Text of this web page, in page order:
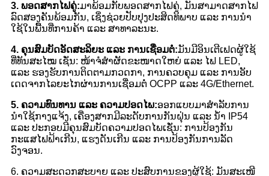
3. ພອດສາກໄຟຄູ່:ມາພ້ອມກັບພອດສາກໄຟຄູ່, ມັນສາມາດສາກໄຟ
ລົດສອງຄັນພ້ອມກັນ, ເຊິ່ງຊ່ວຍປັບປຸງປະສິດທິພາບ ແລະ ການນຳ
ໃຊ້ໃນພື້ນທີ່ການຄ້າ ແລະ ສາທາລະນະ.
4. ຄຸນສົມບັດອັດສະລິຍະ ແລະ ການເຊື່ອມຕໍ່:ມັນມີອິນເຕີເຟດຜູ້ໃຊ້
ທີ່ທັນສະໄໝ ເຊັ່ນ: ໜ້າຈໍສຳຜັດຂະໜາດໃຫຍ່ ແລະ ໄຟ LED,
ແລະ ຮອງຮັບການຕິດຕາມກວດກາ, ການຄວບຄຸມ ແລະ ການອັບ
ເດດຈາກໄລຍະໄກຜ່ານການເຊື່ອມຕໍ່ OCPP ແລະ 4G/Ethernet.
5. ຄວາມທົນທານ ແລະ ຄວາມປອດໄພ:ອອກແບບມາສຳລັບການ
ນຳໃຊ້ກາງແຈ້ງ, ເຄື່ອງສາກມີລະດັບການກັນຝຸ່ນ ແລະ ນ້ຳ IP54
ແລະ ປະກອບມີຄຸນສົມບັດຄວາມປອດໄພເຊັ່ນ: ການປ້ອງກັນ
ກະແສໄຟຟ້າເກີນ, ແຮງດັນເກີນ ແລະ ການປ້ອງກັນການລັດ
ວົງຈອນ.
6. ຄວາມສະດວກສະບາຍ ແລະ ປະສົບການຂອງຜູ້ໃຊ້: ມັນສະເໜີ